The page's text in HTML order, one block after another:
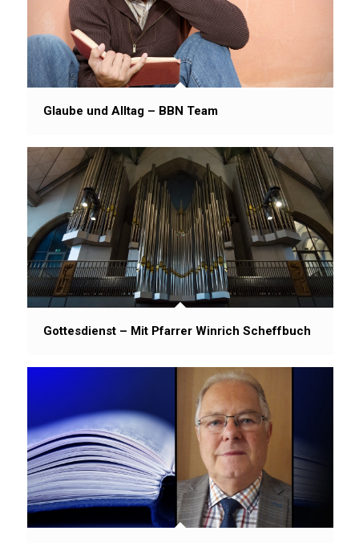
Glaube und Alltag – BBN Team
Gottesdienst – Mit Pfarrer Winrich Scheffbuch